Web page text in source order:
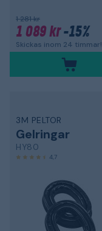
1 281 kr
1 089 kr-15%
Skickas inom 24 timmar!
3M PELTOR
Gelringar
HY80
4,7